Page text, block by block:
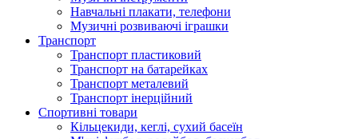
Навчальні плакати, телефони
Музичні розвиваючі іграшки
Транспорт
Транспорт пластиковий
Транспорт на батарейках
Транспорт металевий
Транспорт інерційний
Спортивні товари
Кільцекиди, кеглі, сухий басеїн